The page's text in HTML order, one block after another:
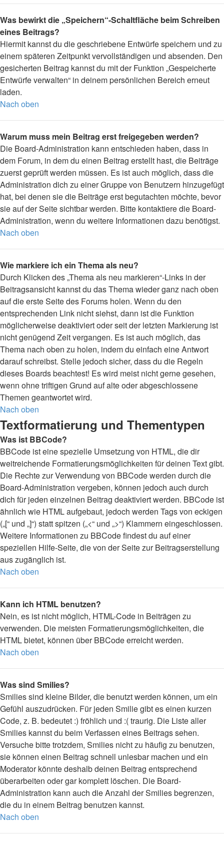
Was bewirkt die „Speichern“-Schaltfläche beim Schreiben
eines Beitrags?
Hiermit kannst du die geschriebene Entwürfe speichern und zu
einem späteren Zeitpunkt vervollständigen und absenden. Den
gesicherten Beitrag kannst du mit der Funktion „Gespeicherte
Entwürfe verwalten“ in deinem persönlichen Bereich erneut
laden.
Nach oben
Warum muss mein Beitrag erst freigegeben werden?
Die Board-Administration kann entschieden haben, dass in
dem Forum, in dem du einen Beitrag erstellt hast, die Beiträge
zuerst geprüft werden müssen. Es ist auch möglich, dass die
Administration dich zu einer Gruppe von Benutzern hinzugefügt
hat, bei denen sie die Beiträge erst begutachten möchte, bevor
sie auf der Seite sichtbar werden. Bitte kontaktiere die Board-
Administration, wenn du weitere Informationen dazu benötigst.
Nach oben
Wie markiere ich ein Thema als neu?
Durch Klicken des „Thema als neu markieren“-Links in der
Beitragsansicht kannst du das Thema wieder ganz nach oben
auf die erste Seite des Forums holen. Wenn du den
entsprechenden Link nicht siehst, dann ist die Funktion
möglicherweise deaktiviert oder seit der letzten Markierung ist
nicht genügend Zeit vergangen. Es ist auch möglich, das
Thema nach oben zu holen, indem du einfach eine Antwort
darauf schreibst. Stelle jedoch sicher, dass du die Regeln
dieses Boards beachtest! Es wird meist nicht gerne gesehen,
wenn ohne triftigen Grund auf alte oder abgeschlossene
Themen geantwortet wird.
Nach oben
Textformatierung und Thementypen
Was ist BBCode?
BBCode ist eine spezielle Umsetzung von HTML, die dir
weitreichende Formatierungsmöglichkeiten für deinen Text gibt.
Die Rechte zur Verwendung von BBCode werden durch die
Board-Administration vergeben, können jedoch auch durch
dich für jeden einzelnen Beitrag deaktiviert werden. BBCode ist
ähnlich wie HTML aufgebaut, jedoch werden Tags von eckigen
(„[“ und „]“) statt spitzen („<“ und „>“) Klammern eingeschlossen.
Weitere Informationen zu BBCode findest du auf einer
speziellen Hilfe-Seite, die von der Seite zur Beitragserstellung
aus zugänglich ist.
Nach oben
Kann ich HTML benutzen?
Nein, es ist nicht möglich, HTML-Code in Beiträgen zu
verwenden. Die meisten Formatierungsmöglichkeiten, die
HTML bietet, können über BBCode erreicht werden.
Nach oben
Was sind Smilies?
Smilies sind kleine Bilder, die benutzt werden können, um ein
Gefühl auszudrücken. Für jeden Smilie gibt es einen kurzen
Code, z. B. bedeutet :) fröhlich und :( traurig. Die Liste aller
Smilies kannst du beim Verfassen eines Beitrags sehen.
Versuche bitte trotzdem, Smilies nicht zu häufig zu benutzen,
sie können einen Beitrag schnell unlesbar machen und ein
Moderator könnte deshalb deinen Beitrag entsprechend
überarbeiten oder gar komplett löschen. Die Board-
Administration kann auch die Anzahl der Smilies begrenzen,
die du in einem Beitrag benutzen kannst.
Nach oben